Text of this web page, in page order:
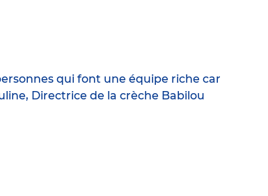
qui font une équipe riche car
Directrice de la crèche Babilou